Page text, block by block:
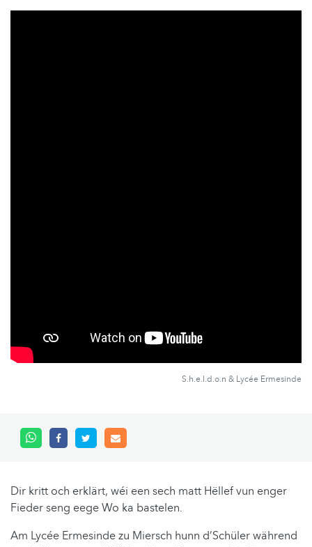
S.h.e.l.d.o.n & Lycée Ermesinde
Dir kritt och erklärt, wéi een sech matt Hëllef vun enger
Fieder seng eege Wo ka bastelen.
Am Lycée Ermesinde zu Miersch hunn d’Schüler während